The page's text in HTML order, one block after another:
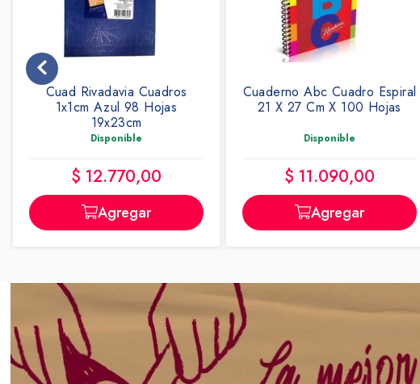
Cuaderno Abc Cuadro Espiral
21 X 27 Cm X 100 Hojas
Disponible
$ 11.090,00
Agregar
Cuaderno America Chico
T/flexible X 48 Hojas Cuadr
Disponible
$ 1130,00
Agregar